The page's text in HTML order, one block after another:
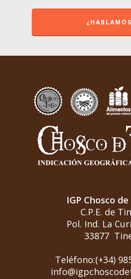
IGP Chosco
C.P.E. de
Pol. Ind. La
33877
Teléfono:(+34)